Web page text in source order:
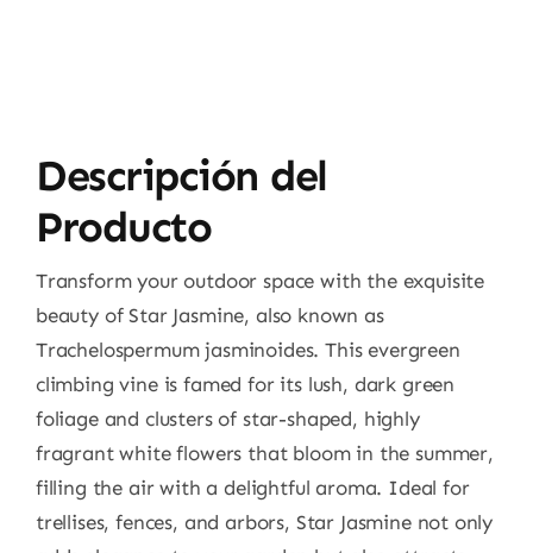
Descripción del
Producto
Transform your outdoor space with the exquisite
beauty of Star Jasmine, also known as
Trachelospermum jasminoides. This evergreen
climbing vine is famed for its lush, dark green
foliage and clusters of star-shaped, highly
fragrant white flowers that bloom in the summer,
filling the air with a delightful aroma. Ideal for
trellises, fences, and arbors, Star Jasmine not only